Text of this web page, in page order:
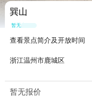
巽山
暂无点评
查看景点简介及开放时间
浙江温州市鹿城区
暂无报价